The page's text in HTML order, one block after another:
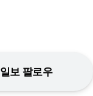
보 팔로우